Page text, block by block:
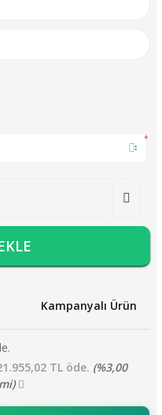
*
Kampanyalı Ürün
TL öde. (%3,00